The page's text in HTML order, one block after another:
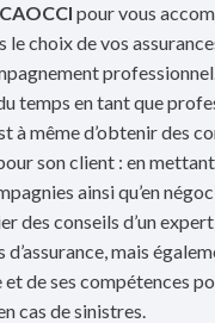
CAOCCI pour vous
le choix de vos
temps en tant que
à même d’obtenir des
son client : en
ainsi qu’en
des conseils d’un
d’assurance, mais
de ses compétences
cas de sinistres.